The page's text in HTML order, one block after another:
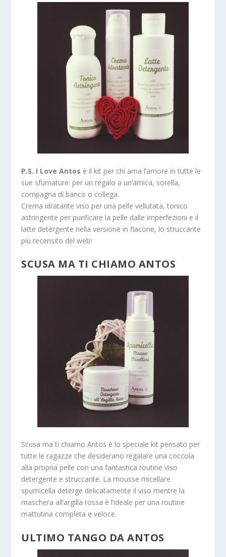
P.S. I Love Antos è il kit per chi ama l’amore in tutte le
sue sfumature: per un regalo a un’amica, sorella,
compagna di banco o collega.
Crema idratante viso per una pelle vellutata, tonico
astringente per purificare la pelle dalle imperfezioni e il
latte detergente nella versione in flacone, lo struccante
più recensito del web!
SCUSA MA TI CHIAMO ANTOS
Scusa ma ti chiamo Antos è lo speciale kit pensato per
tutte le ragazze che desiderano regalare una coccola
alla propria pelle con una fantastica routine viso
detergente e struccante. La mousse micellare
spumicella deterge delicatamente il viso mentre la
maschera all’argilla rossa è l’ideale per una routine
mattutina completa e veloce.
ULTIMO TANGO DA ANTOS